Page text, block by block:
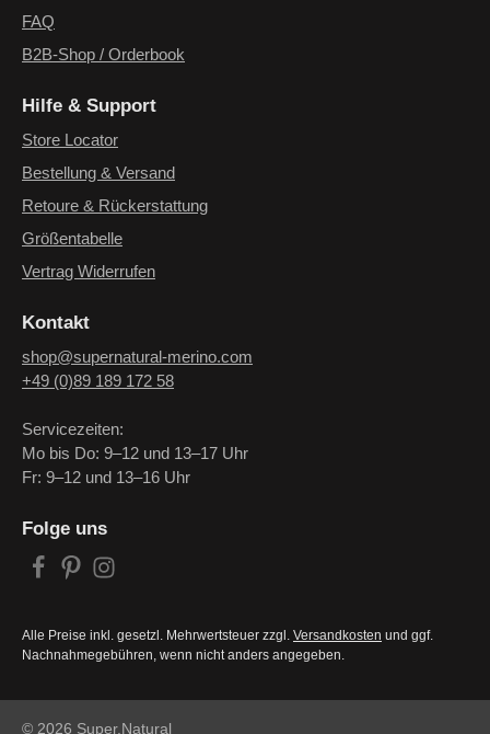
Folge uns
Alle Preise inkl. gesetzl. Mehrwertsteuer zzgl. Versandkosten und ggf.
Nachnahmegebühren, wenn nicht anders angegeben.
FAQ
B2B-Shop / Orderbook
Hilfe & Support
Store Locator
Bestellung & Versand
Retoure & Rückerstattung
Größentabelle
Vertrag Widerrufen
Kontakt
shop@supernatural-merino.com
+49 (0)89 189 172 58
Servicezeiten:
Mo bis Do: 9–12 und 13–17 Uhr
Fr: 9–12 und 13–16 Uhr
© 2026 Super.Natural